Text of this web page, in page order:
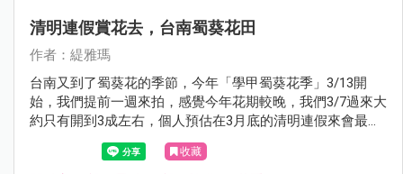
清明連假賞花去，台南蜀葵花田
作者：緹雅瑪
台南又到了蜀葵花的季節，今年「學甲蜀葵花季」3/13開
始，我們提前一週來拍，感覺今年花期較晚，我們3/7過來大
約只有開到3成左右，個人預估在3月底的清明連假來會最
美，看完蜀葵花也別忘了後面整片的金色麥田，也超好拍
的！！完全就是個網美天堂。
收藏